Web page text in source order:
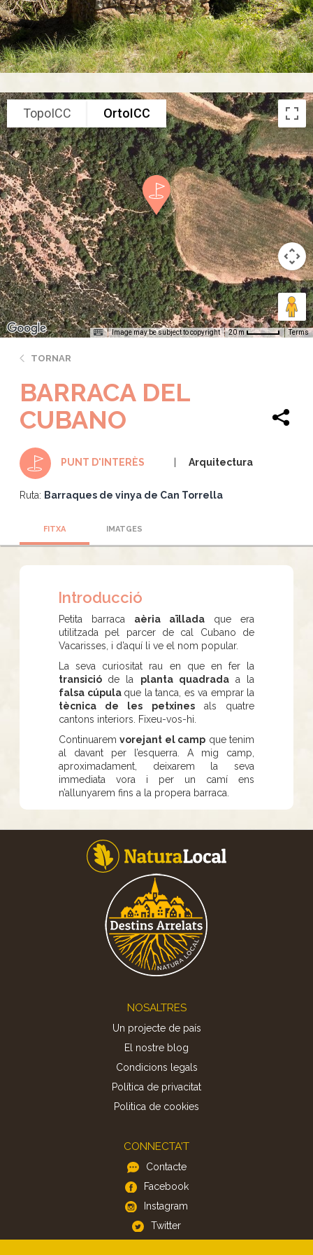
TopoICC OrtoICC
Image may be subject to copyright 20 m Terms
TORNAR
BARRACA DEL
CUBANO
PUNT D'INTERÈS Arquitectura
Ruta: Barraques de vinya de Can Torrella
FITXA IMATGES
Introducció
Petita barraca aèria aïllada que era
utilitzada pel parcer de cal Cubano de
Vacarisses, i d’aquí li ve el nom popular.
La seva curiositat rau en que en fer la
transició de la planta quadradaa la
falsa cúpula que la tanca, es va emprar la
tècnica de les petxinesals quatre
cantons interiors. Fixeu-vos-hi.
Continuaremvorejant el camp que tenim
al davant per l’esquerra. A mig camp,
aproximadament, deixarem la seva
immediata vora i per un camí ens
n’allunyarem fins a la propera barraca.
NOSALTRES
Un projecte de país
El nostre blog
Condicions legals
Política de privacitat
Politica de cookies
CONNECTA'T
Contacte
Facebook
Instagram
Twitter